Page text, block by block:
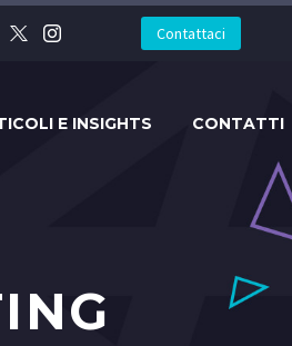
Contattaci
E INSIGHTS CONTATTI